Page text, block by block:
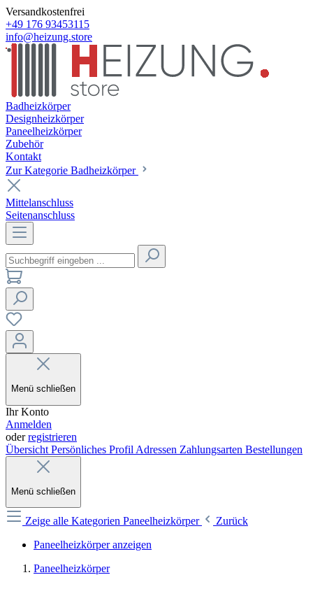
Versandkostenfrei
+49 176 93453115
info@heizung.store
Badheizkörper
Designheizkörper
Paneelheizkörper
Zubehör
Kontakt
Zur Kategorie Badheizkörper
Mittelanschluss
Seitenanschluss
Menü schließen
Ihr Konto
Anmelden
oderregistrieren
Übersicht Persönliches Profil Adressen Zahlungsarten Bestellungen
Menü schließen
Zeige alle Kategorien Paneelheizkörper
Zurück
Paneelheizkörper anzeigen
Paneelheizkörper